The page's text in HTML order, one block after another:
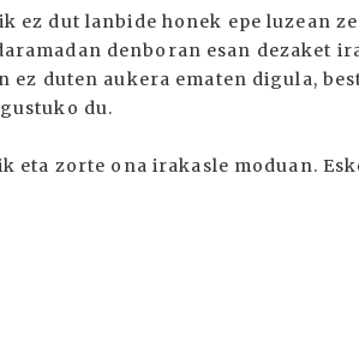
ez dut lanbide honek epe luzean
denboran esan dezaket
ez duten aukera ematen digula,
du.
eta zorte ona irakasle moduan.